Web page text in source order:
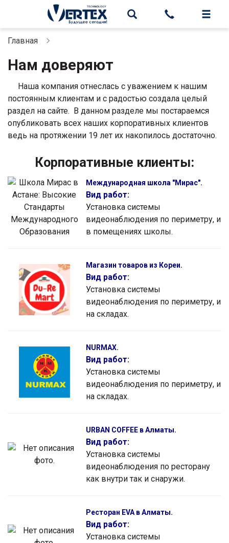
Главная
Нам доверяют
Наша компания отнеслась с уважением к нашим
постоянным клиентам и с радостью создала целый
раздел на сайте. В данном разделе мы постараемся
опубликовать всех наших корпоративных клиентов
ведь на протяжении 19 лет их накопилось достаточно.
Корпоративные клиенты:
Международная школа "Мирас".
Вид работ:
Установка системы
видеонаблюдения по периметру, и
в помещениях школы.
Магазин товаров из Кореи.
Вид работ:
Установка системы
видеонаблюдения по периметру, и
на складах.
NURMAX.
Вид работ:
Установка системы
видеонаблюдения по периметру, и
на складах.
URBAN COFFEE в Алматы.
Вид работ:
Установка системы
видеонаблюдения по ресторану
как внутри так и снаружи.
Ресторан EVA в Алматы.
Вид работ:
Установка системы